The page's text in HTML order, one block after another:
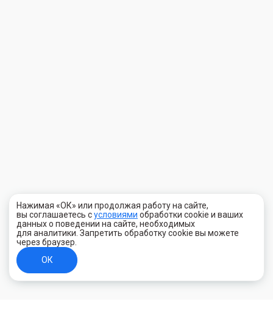
Нажимая «ОК» или продолжая работу на сайте,
вы соглашаетесь сусловиями обработки cookie и ваших
данных о поведении на сайте, необходимых
для аналитики. Запретить обработку cookie вы можете
через браузер.
ОК